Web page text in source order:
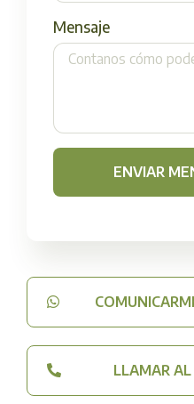
Mensaje
ENVIAR
LLAMAR